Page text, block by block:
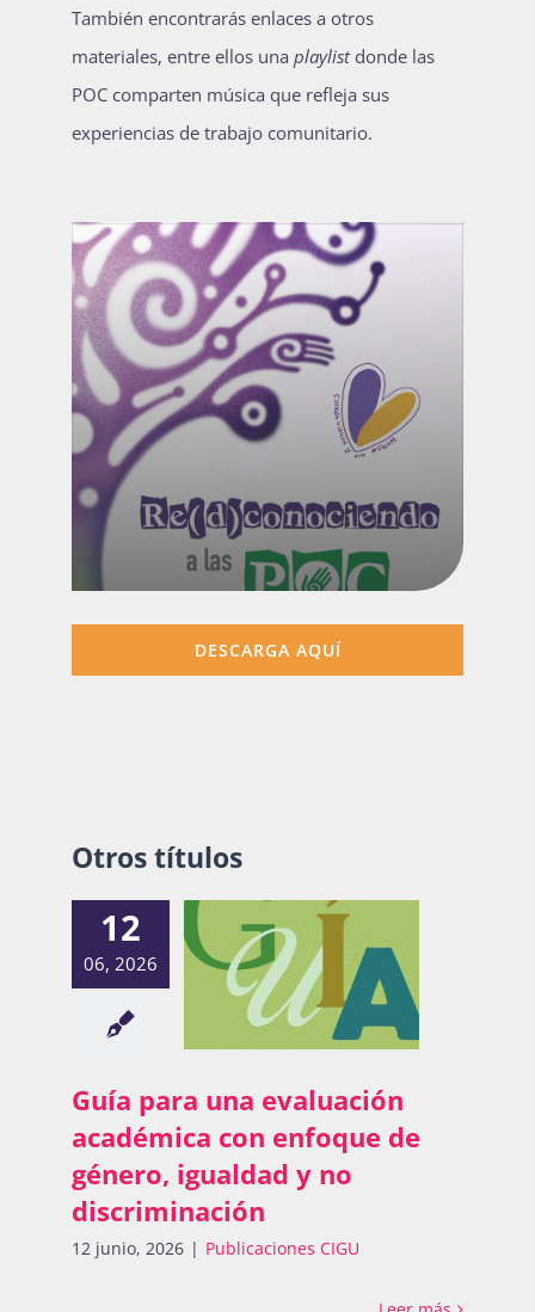
También encontrarás enlaces a otros
materiales, entre ellos una playlistdonde las
POC comparten música que refleja sus
experiencias de trabajo comunitario.
DESCARGA AQUÍ
Otros títulos
12
06, 2026
Guía para una evaluación
académica con enfoque de
género, igualdad y no
discriminación
12 junio, 2026 | Publicaciones CIGU